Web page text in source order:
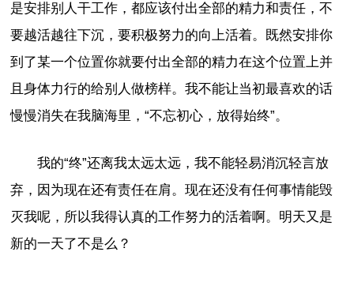
是安排别人干工作，都应该付出全部的精力和责任，不
要越活越往下沉，要积极努力的向上活着。既然安排你
到了某一个位置你就要付出全部的精力在这个位置上并
且身体力行的给别人做榜样。我不能让当初最喜欢的话
慢慢消失在我脑海里，“不忘初心，放得始终”。
我的“终”还离我太远太远，我不能轻易消沉轻言放
弃，因为现在还有责任在肩。现在还没有任何事情能毁
灭我呢，所以我得认真的工作努力的活着啊。明天又是
新的一天了不是么？